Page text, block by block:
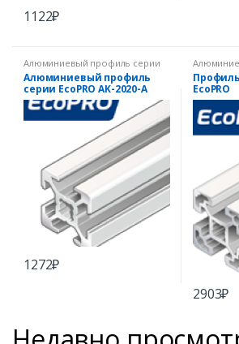
1122₽
Алюминиевый профиль серии
EcoPRO
Алюминиевый профиль
серии EcoPRO AK-2020-A
1272₽
EcoPRO
EcoPRO
2903₽